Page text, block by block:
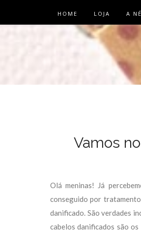
HOME LOJA A
Vamos
Olá meninas! Já
conseguido por
danificado. São verdades
cabelos danificados são